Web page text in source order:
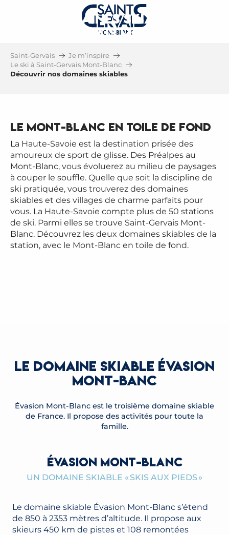
LES DOMAINES SKIABLES DE
SAINT-GERVAIS MONT-BLANC
2 DOMAINES SKIABLES ACCESSIBLES
DEPUIS SAINT-GERVAIS
Saint-Gervais
Je m’inspire
Le ski à Saint-Gervais Mont-Blanc
Découvrir nos domaines skiables
Le Mont-Blanc en toile de fond
La Haute-Savoie est la destination prisée des
amoureux de sport de glisse. Des Préalpes au
Mont-Blanc, vous évoluerez au milieu de paysages
à couper le souffle. Quelle que soit la discipline de
ski pratiquée, vous trouverez des domaines
skiables et des villages de charme parfaits pour
vous. La Haute-Savoie compte plus de 50 stations
de ski. Parmi elles se trouve Saint-Gervais Mont-
Blanc. Découvrez les deux domaines skiables de la
station, avec le Mont-Blanc en toile de fond.
LE DOMAINE SKIABLE ÉVASION
MONT-BANC
Évasion Mont-Blanc est le troisième domaine skiable
de France. Il propose des activités pour toute la
famille.
ÉVASION MONT-BLANC
UN DOMAINE SKIABLE « SKIS AUX PIEDS »
Le domaine skiable Évasion Mont-Blanc s’étend
de 850 à 2353 mètres d’altitude. Il propose aux
skieurs 450 km de pistes et 108 remontées